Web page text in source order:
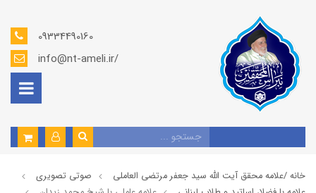
09334490160
info@nt-ameli.ir/
خانه /علامه محقق آیت الله سید جعفر مرتضی العاملی
صوتي تصويري